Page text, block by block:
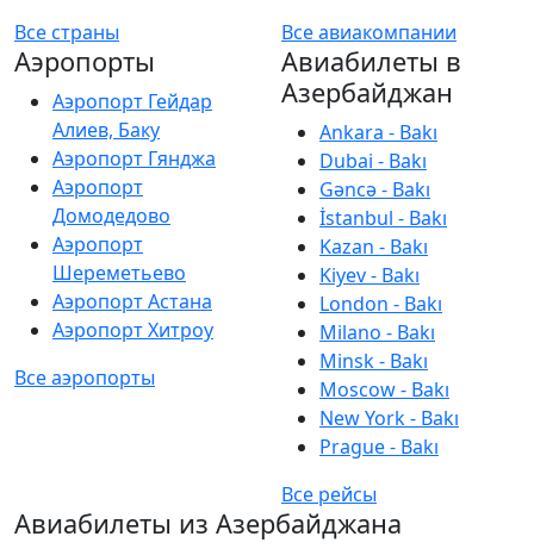
Все страны
Все авиакомпании
Аэропорты
Аэропорт Гейдар
Алиев, Баку
Аэропорт Гянджа
Аэропорт
Домодедово
Аэропорт
Шереметьево
Аэропорт Астана
Аэропорт Хитроу
Все аэропорты
Авиабилеты в
Азербайджан
Ankara - Bakı
Dubai - Bakı
Gəncə - Bakı
İstanbul - Bakı
Kazan - Bakı
Kiyev - Bakı
London - Bakı
Milano - Bakı
Minsk - Bakı
Moscow - Bakı
New York - Bakı
Prague - Bakı
Все рейсы
Авиабилеты из Азербайджана